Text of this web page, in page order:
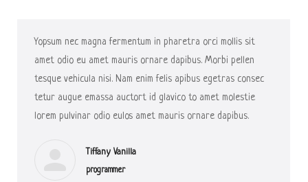
Yopsum nec magna fermentum in pharetra orci mollis sit
amet odio eu amet mauris ornare dapibus. Morbi pellen
tesque vehicula nisi. Nam enim felis apibus egetras consec
tetur augue emassa auctort id glavico to amet molestie
lorem pulvinar odio eulos amet mauris ornare dapibus.
Tiffany Vanilla
programmer